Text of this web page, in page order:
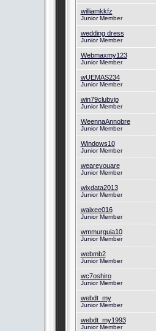
williamkkfz
Junior Member
wedding dress
Junior Member
Webmaxmy123
Junior Member
wUEMAS234
Junior Member
win79clubvip
Junior Member
WeennaAnnobre
Junior Member
Windows10
Junior Member
weareyouare
Junior Member
wixdata2013
Junior Member
waixee016
Junior Member
wmmurguia10
Junior Member
webmb2
Junior Member
wc7oshiro
Junior Member
webdt_my
Junior Member
webdt_my1993
Junior Member